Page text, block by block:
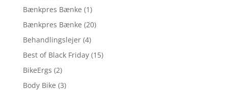
Bænkpres Bænke (1)
Bænkpres Bænke (20)
Behandlingslejer (4)
Best of Black Friday (15)
BikeErgs (2)
Body Bike (3)